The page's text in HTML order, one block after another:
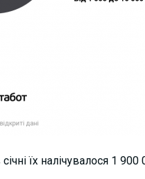
їх налічувалося 1